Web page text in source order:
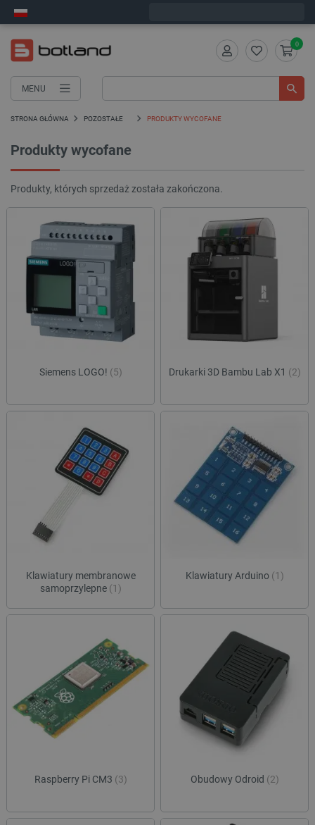
MENU
0
STRONA GŁÓWNA POZOSTAŁE PRODUKTY WYCOFANE
Produkty wycofane
Produkty, których sprzedaż została zakończona.
Siemens LOGO! (5) Drukarki 3D Bambu Lab X1 (2)
Klawiatury membranowe
samoprzylepne (1)
Klawiatury Arduino (1)
Raspberry Pi CM3 (3) Obudowy Odroid (2)